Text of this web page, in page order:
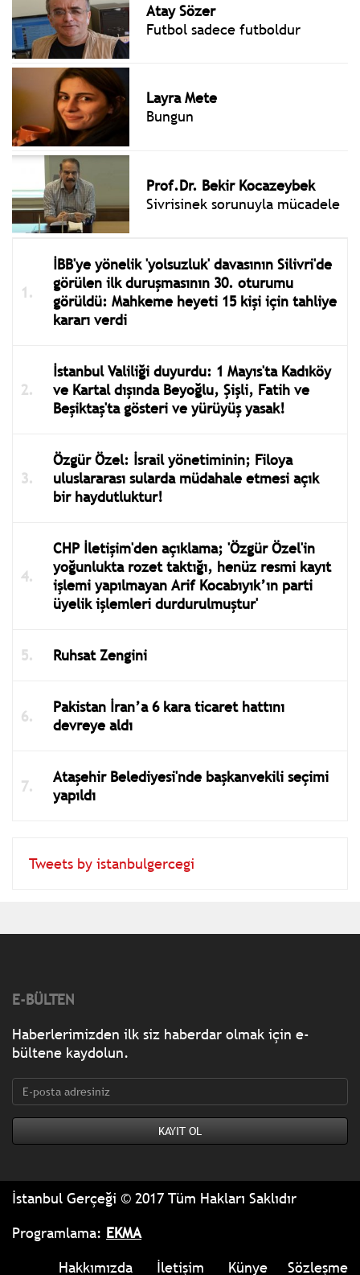
Atay Sözer
Futbol sadece futboldur
Layra Mete
Bungun
Prof.Dr. Bekir Kocazeybek
Sivrisinek sorunuyla mücadele
İBB'ye yönelik 'yolsuzluk' davasının Silivri'de
görülen ilk duruşmasının 30. oturumu
görüldü: Mahkeme heyeti 15 kişi için tahliye
kararı verdi
İstanbul Valiliği duyurdu: 1 Mayıs'ta Kadıköy
ve Kartal dışında Beyoğlu, Şişli, Fatih ve
Beşiktaş'ta gösteri ve yürüyüş yasak!
Özgür Özel: İsrail yönetiminin; Filoya
uluslararası sularda müdahale etmesi açık
bir haydutluktur!
CHP İletişim'den açıklama; 'Özgür Özel'in
yoğunlukta rozet taktığı, henüz resmi kayıt
işlemi yapılmayan Arif Kocabıyık’ın parti
üyelik işlemleri durdurulmuştur'
Ruhsat Zengini
Pakistan İran’a 6 kara ticaret hattını
devreye aldı
Ataşehir Belediyesi'nde başkanvekili seçimi
yapıldı
Tweets by istanbulgercegi
E-BÜLTEN
Haberlerimizden ilk siz haberdar olmak için e-
bültene kaydolun.
İstanbul Gerçeği © 2017 Tüm Hakları Saklıdır
Programlama: EKMA
Hakkımızda
İletişim Künye Sözleşme